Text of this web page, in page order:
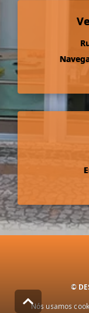
©
Nós usamos